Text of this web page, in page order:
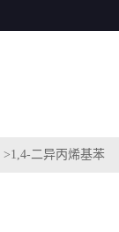
>1,4-二异丙烯基苯